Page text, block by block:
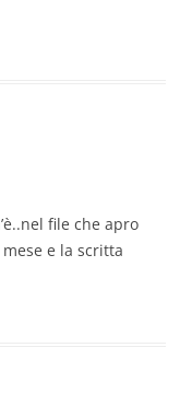
file che apro
e la scritta